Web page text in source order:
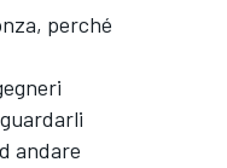
perché
andare